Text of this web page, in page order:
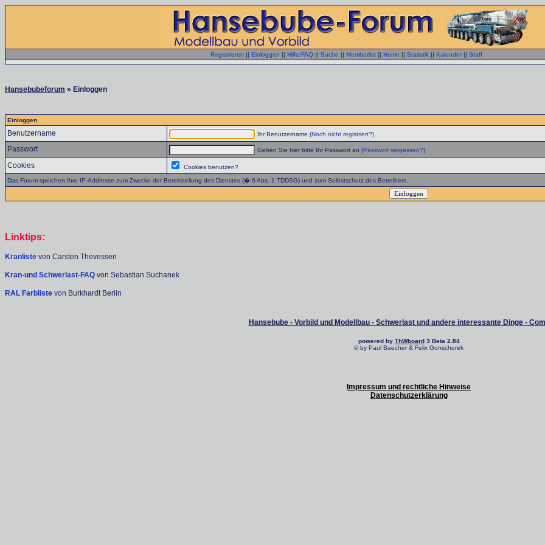
Registrieren || Einloggen || Hilfe/FAQ || Suche || Memberlist || Home || Statistik || Kalender || Staff
Hansebubeforum » Einloggen
Einloggen
Benutzername Ihr Benutzername (Noch nicht registriert?)
Passwort Geben Sie hier bitte Ihr Passwort an (Passwort vergessen?)
Cookies
Cookies benutzen?
Das Forum speichert Ihre IP-Addresse zum Zwecke der Bereitstellung des Dienstes (� 6 Abs. 1 TDDSG) und zum Selbstschutz des Betreibers.
Linktips:
Kranliste von Carsten Thevessen
Kran-und Schwerlast-FAQ von Sebastian Suchanek
RAL Farbliste von Burkhardt Berlin
Hansebube - Vorbild und Modellbau - Schwerlast und andere interessante Dinge -
powered by ThWboard3 Beta 2.84
© by Paul Baecher & Felix Gonschorek
Impressum und rechtliche Hinweise
Datenschutzerklärung